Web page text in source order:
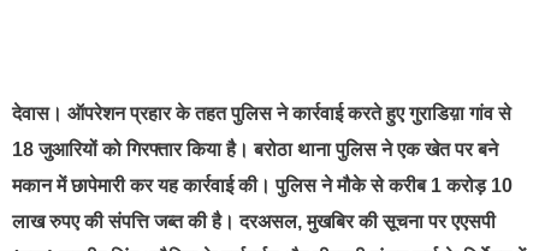
देवास। ऑपरेशन प्रहार के तहत पुलिस ने कार्रवाई करते हुए गुराडिय़ा गांव से
18 जुआरियों को गिरफ्तार किया है। बरोठा थाना पुलिस ने एक खेत पर बने
मकान में छापेमारी कर यह कार्रवाई की। पुलिस ने मौके से करीब 1 करोड़ 10
लाख रुपए की संपत्ति जब्त की है। दरअसल, मुखबिर की सूचना पर एएसपी